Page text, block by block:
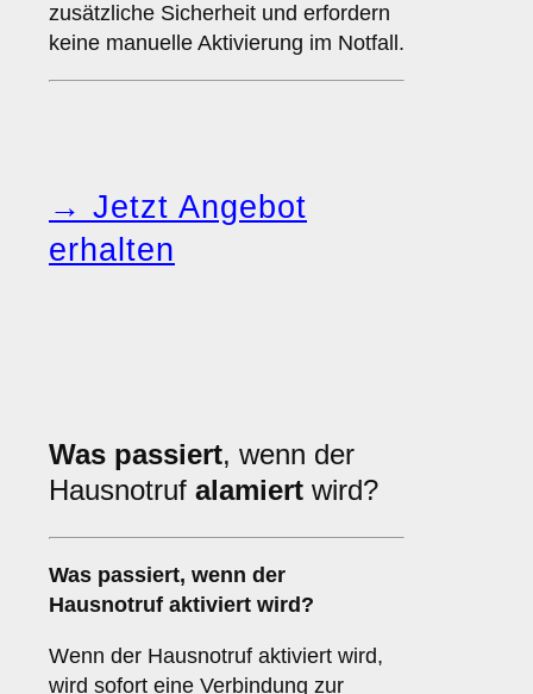
zusätzliche Sicherheit und erfordern
keine manuelle Aktivierung im Notfall.
→ Jetzt Angebot
erhalten
Was passiert, wenn der
Hausnotruf alamiert wird?
Was passiert, wenn der
Hausnotruf aktiviert wird?
Wenn der Hausnotruf aktiviert wird,
wird sofort eine Verbindung zur